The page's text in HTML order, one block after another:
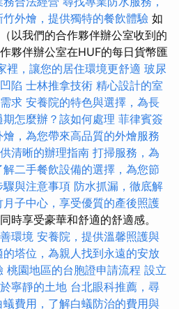
竹外燴，提供獨特的餐飲體驗 如
以我們的合作夥伴辦公室收到的
夥伴辦公室在HUF的每日貨幣匯
裡，讓您的居住環境更舒適 玻尿
陷 士林推拿技術 精心設計的室
求 安養院的特色與選擇，為長
期怎麼辦？該如何處理 菲律賓簽
燴，為您帶來高品質的外燴服務
清晰的辦理指南 打掃服務，為
解二手餐飲設備的選擇，為您節
與注意事項 防水抓漏，徹底解
月子中心，享受優質的產後照護
時享受豪華和舒適的舒適感。
環境 安養院，提供溫馨照護與
的塔位，為親人找到永遠的安放
桃園地區的台胞證申請流程 設立
寧靜的土地 台北眼科推薦，尋
蟻費用，了解白蟻防治的費用與